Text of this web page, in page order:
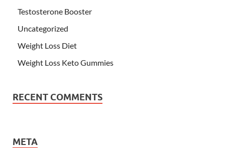
Testosterone Booster
Uncategorized
Weight Loss Diet
Weight Loss Keto Gummies
RECENT COMMENTS
META